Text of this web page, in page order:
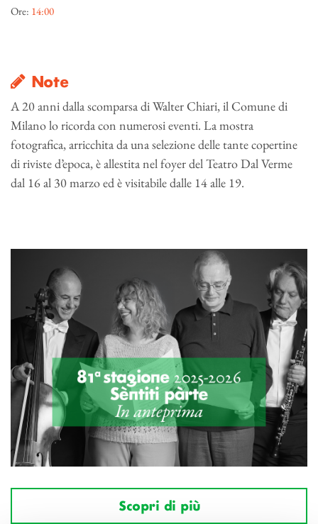
Ore: 14:00
Note
A 20 anni dalla scomparsa di Walter Chiari, il Comune di
Milano lo ricorda con numerosi eventi. La mostra
fotografica, arricchita da una selezione delle tante copertine
di riviste d’epoca, è allestita nel foyer del Teatro Dal Verme
dal 16 al 30 marzo ed è visitabile dalle 14 alle 19.
Scopri di più